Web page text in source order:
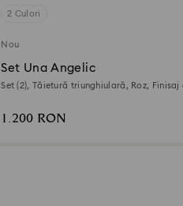
2 Culori
Nou
Set Una Angelic
Set (2), Tăietură triunghiulară, Roz, Finisaj
1.200 RON